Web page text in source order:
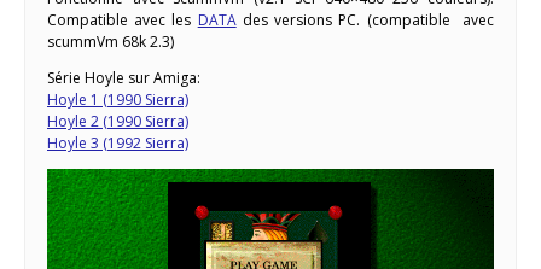
Compatible avec les DATAdes versions PC. (compatible avec
scummVm 68k 2.3)
Série Hoyle sur Amiga:
Hoyle 1 (1990 Sierra)
Hoyle 2 (1990 Sierra)
Hoyle 3 (1992 Sierra)